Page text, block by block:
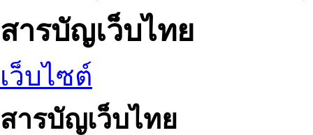
สารบัญเว็บไทย
เว็บไซต์
สารบัญเว็บไทย